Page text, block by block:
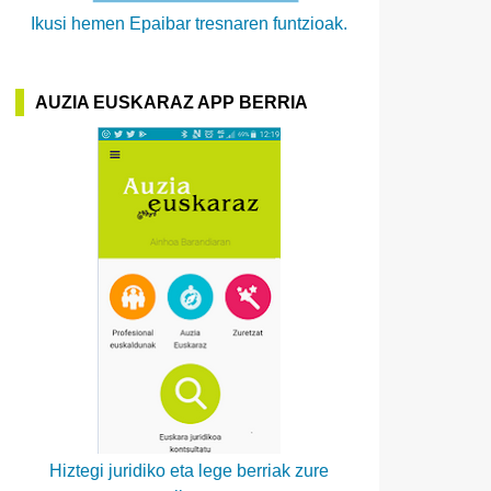
Ikusi hemen Epaibar tresnaren funtzioak.
AUZIA EUSKARAZ APP BERRIA
Hiztegi juridiko eta lege berriak zure